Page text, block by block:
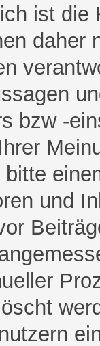
ist die
daher
bzw -
und